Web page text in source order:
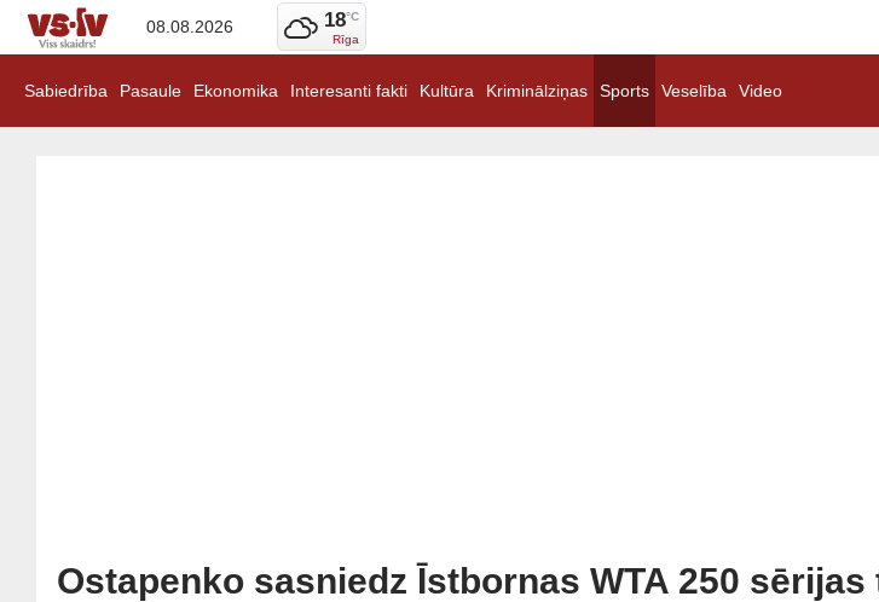
08.08.2026 18°C
Rīga
Sabiedrība Pasaule Ekonomika Interesanti fakti Kultūra Kriminālziņas Sports Veselība Video
Ostapenko sasniedz Īstbornas WTA 250